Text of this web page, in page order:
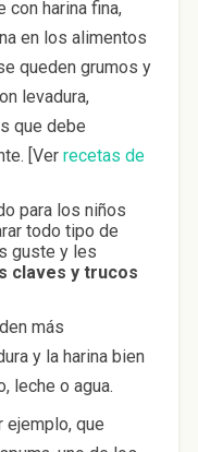
con harina fina,
en los alimentos
queden grumos y
levadura,
que debe
[Ver recetas de
para los niños
todo tipo de
guste y les
claves y trucos
más
y la harina bien
leche o agua.
ejemplo, que